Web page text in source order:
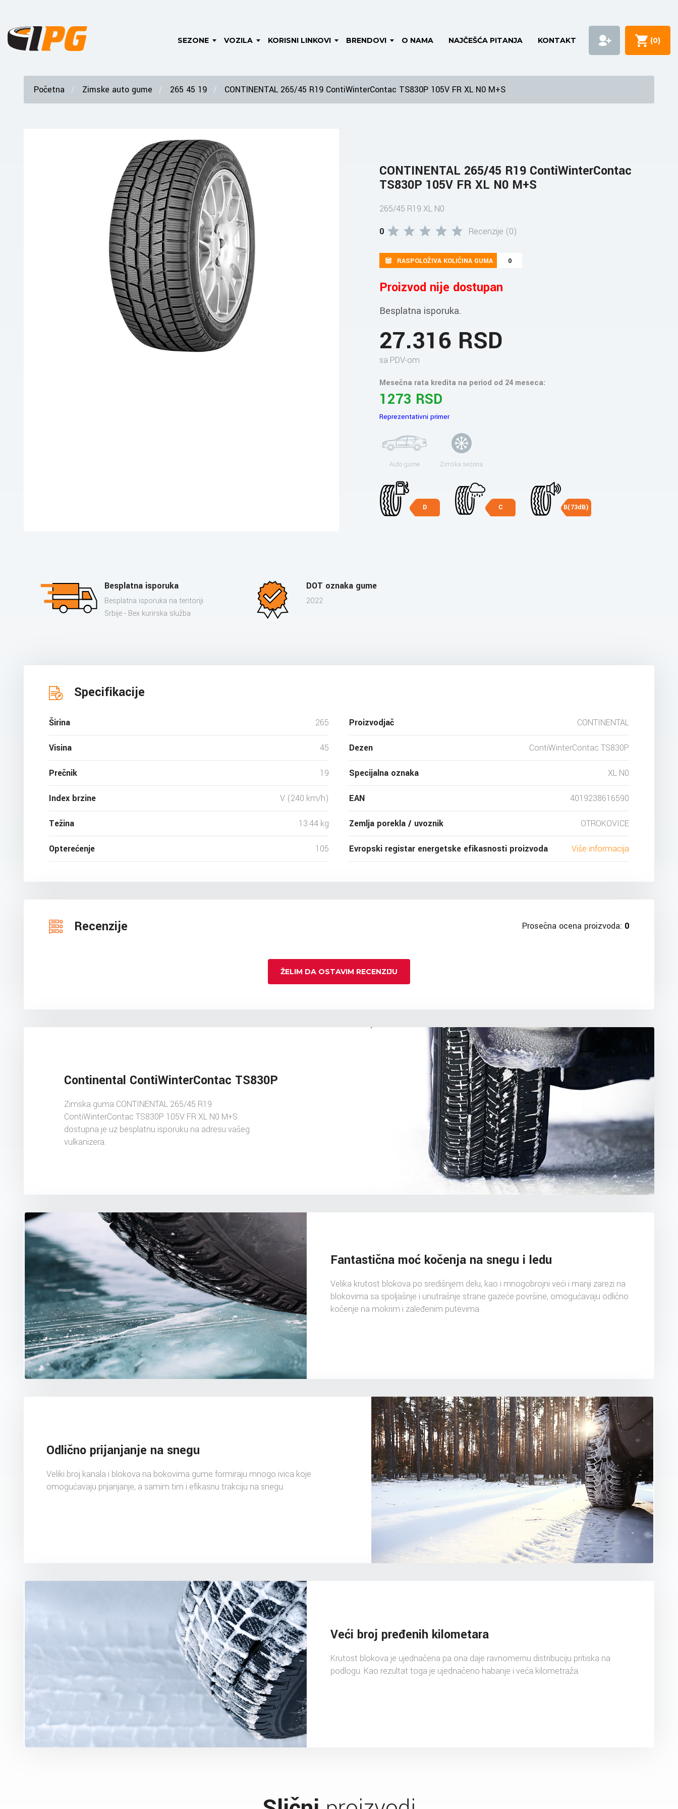
SEZONE VOZILA KORISNI LINKOVI BRENDOVI O NAMA NAJČEŠĆA PITANJA KONTAKT (0)
Početna Zimske auto gume 265 45 19 CONTINENTAL 265/45 R19 ContiWinterContac TS830P 105V FR XL N0 M+S
CONTINENTAL 265/45 R19 ContiWinterContac
TS830P 105V FR XL N0 M+S
265/45 R19 XL N0
0
Recenzije (0)
RASPOLOŽIVA KOLIČINA GUMA 0
Proizvod nije dostupan
Besplatna isporuka.
27.316 RSD
sa PDV-om
Mesečna rata kredita na period od 24 meseca:
1273 RSD
Reprezentativni primer
Auto gume Zimska sezona
D C B(73dB)
Besplatna isporuka
Besplatna isporuka na teritoriji
Srbije - Bex kurirska služba
DOT oznaka gume
2022
Specifikacije
Širina 265
Visina 45
Prečnik 19
Index brzine V (240 km/h)
Težina 13.44 kg
Opterećenje 105
Proizvodjač CONTINENTAL
Dezen ContiWinterContac TS830P
Specijalna oznaka XL N0
EAN 4019238616590
Zemlja porekla / uvoznik OTROKOVICE
Evropski registar energetske efikasnosti proizvoda Više informacija
Recenzije Prosečna ocena proizvoda: 0
ŽELIM DA OSTAVIM RECENZIJU
Continental ContiWinterContac TS830P
Zimska guma CONTINENTAL 265/45 R19
ContiWinterContac TS830P 105V FR XL N0 M+S
dostupna je uz besplatnu isporuku na adresu vašeg
vulkanizera.
Fantastična moć kočenja na snegu i ledu
Velika krutost blokova po središnjem delu, kao i mnogobrojni veći i manji zarezi na
blokovima sa spoljašnje i unutrašnje strane gazeće površine, omogućavaju odlično
kočenje na mokrim i zaleđenim putevima.
Odlično prijanjanje na snegu
Veliki broj kanala i blokova na bokovima gume formiraju mnogo ivica koje
omogućavaju prijanjanje, a samim tim i efikasnu trakciju na snegu.
Veći broj pređenih kilometara
Krutost blokova je ujednačena pa ona daje ravnomernu distribuciju pritiska na
podlogu. Kao rezultat toga je ujednačeno habanje i veća kilometraža.